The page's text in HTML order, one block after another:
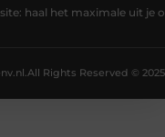
haal het maximale uit je
All Rights Reserved © 2025